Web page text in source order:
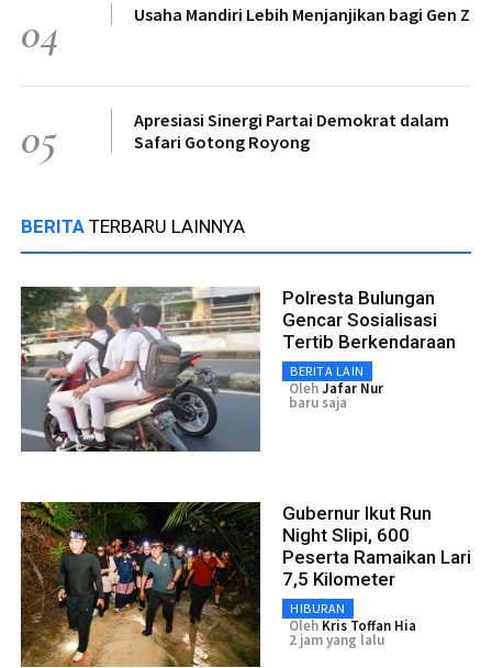
04 Usaha Mandiri Lebih Menjanjikan bagi Gen Z
05
Apresiasi Sinergi Partai Demokrat dalam
Safari Gotong Royong
BERITA TERBARU LAINNYA
Polresta Bulungan
Gencar Sosialisasi
Tertib Berkendaraan
BERITA LAIN
OlehJafar Nur
baru saja
Gubernur Ikut Run
Night Slipi, 600
Peserta Ramaikan Lari
7,5 Kilometer
HIBURAN
Oleh Kris Toffan Hia
2 jam yang lalu